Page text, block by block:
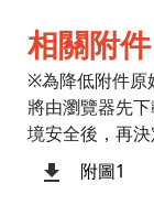
相關附件
※為降低附件原
將由瀏覽器先
境安全後，再決
附圖1